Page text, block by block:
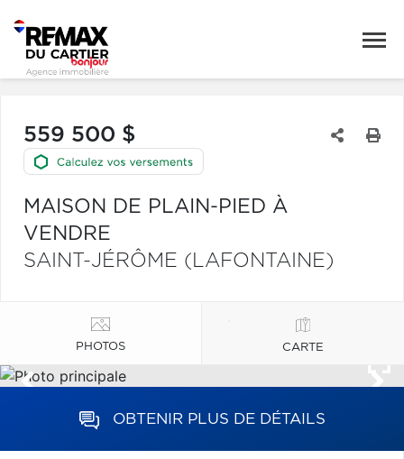
559 500 $
MAISON DE PLAIN-PIED À
VENDRE
SAINT-JÉRÔME (LAFONTAINE)
PHOTOS CARTE
OBTENIR PLUS DE DÉTAILS